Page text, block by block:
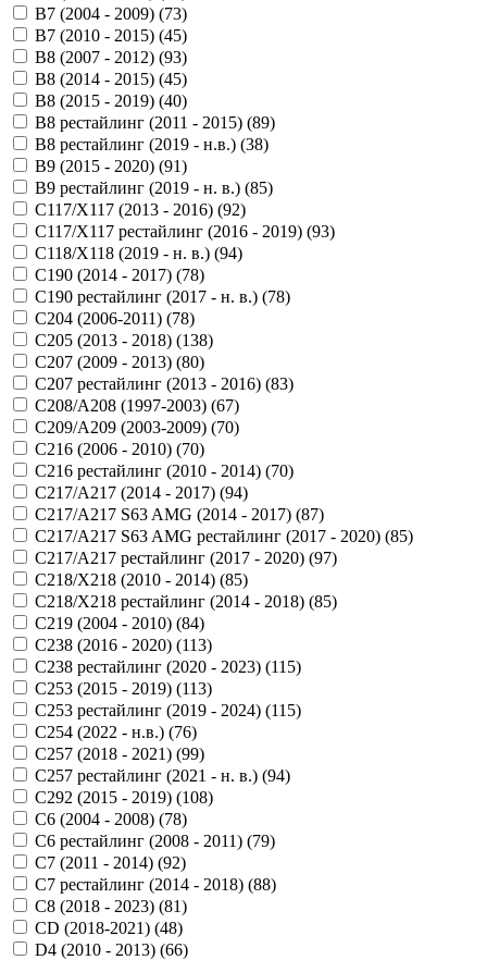
B7 (2004 - 2009) (73)
B7 (2010 - 2015) (45)
B8 (2007 - 2012) (93)
B8 (2014 - 2015) (45)
B8 (2015 - 2019) (40)
B8 рестайлинг (2011 - 2015) (89)
B8 рестайлинг (2019 - н.в.) (38)
B9 (2015 - 2020) (91)
B9 рестайлинг (2019 - н. в.) (85)
C117/X117 (2013 - 2016) (92)
C117/X117 рестайлинг (2016 - 2019) (93)
C118/X118 (2019 - н. в.) (94)
C190 (2014 - 2017) (78)
C190 рестайлинг (2017 - н. в.) (78)
C204 (2006-2011) (78)
C205 (2013 - 2018) (138)
C207 (2009 - 2013) (80)
C207 рестайлинг (2013 - 2016) (83)
C208/A208 (1997-2003) (67)
C209/A209 (2003-2009) (70)
C216 (2006 - 2010) (70)
C216 рестайлинг (2010 - 2014) (70)
C217/A217 (2014 - 2017) (94)
C217/A217 S63 AMG (2014 - 2017) (87)
C217/A217 S63 AMG рестайлинг (2017 - 2020) (85)
C217/A217 рестайлинг (2017 - 2020) (97)
C218/X218 (2010 - 2014) (85)
C218/X218 рестайлинг (2014 - 2018) (85)
C219 (2004 - 2010) (84)
C238 (2016 - 2020) (113)
C238 рестайлинг (2020 - 2023) (115)
C253 (2015 - 2019) (113)
C253 рестайлинг (2019 - 2024) (115)
C254 (2022 - н.в.) (76)
C257 (2018 - 2021) (99)
C257 рестайлинг (2021 - н. в.) (94)
C292 (2015 - 2019) (108)
C6 (2004 - 2008) (78)
C6 рестайлинг (2008 - 2011) (79)
C7 (2011 - 2014) (92)
C7 рестайлинг (2014 - 2018) (88)
C8 (2018 - 2023) (81)
CD (2018-2021) (48)
D4 (2010 - 2013) (66)